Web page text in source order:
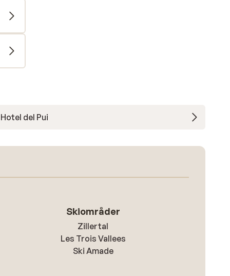
Hotel del Pui
Skiområder
Zillertal
Les Trois Vallees
Ski Amade